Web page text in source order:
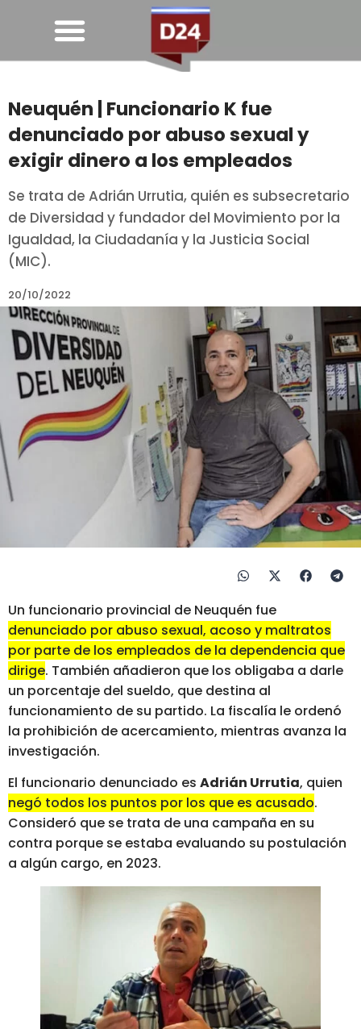
Neuquén | Funcionario K fue
denunciado por abuso sexual y
exigir dinero a los empleados
Se trata de Adrián Urrutia, quién es subsecretario
de Diversidad y fundador del Movimiento por la
Igualdad, la Ciudadanía y la Justicia Social
(MIC).
20/10/2022
Un funcionario provincial de Neuquén fue
denunciado por abuso sexual, acoso y maltratos
por parte de los empleados de la dependencia que
dirige. También añadieron que los obligaba a darle
un porcentaje del sueldo, que destina al
funcionamiento de su partido. La fiscalía le ordenó
la prohibición de acercamiento, mientras avanza la
investigación.
El funcionario denunciado es Adrián Urrutia, quien
negó todos los puntos por los que es acusado.
Consideró que se trata de una campaña en su
contra porque se estaba evaluando su postulación
a algún cargo, en 2023.